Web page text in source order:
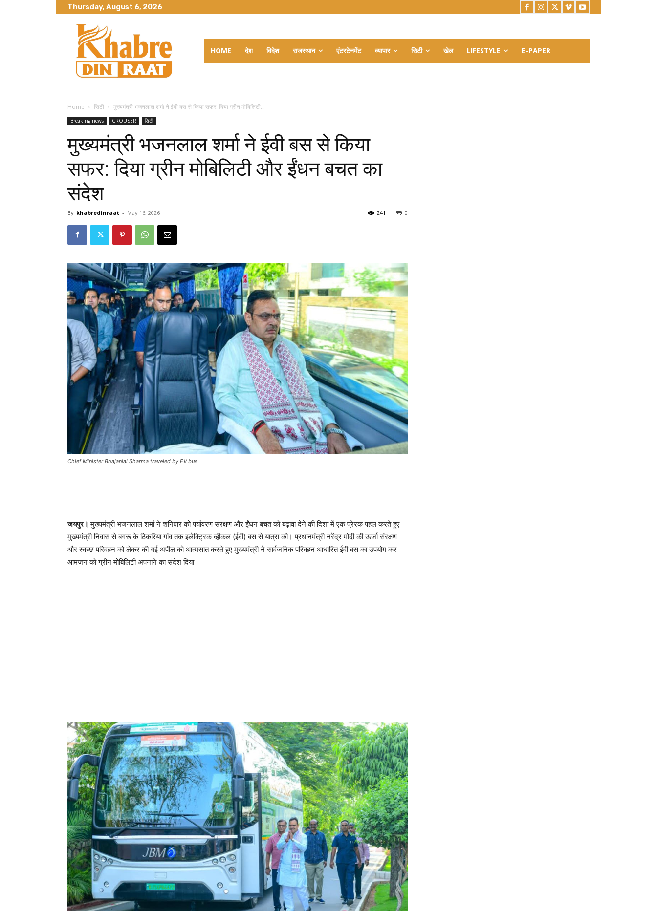
Thursday, August 6, 2026
HOME देश विदेश राजस्थान एंटरटेनमेंट व्यापार सिटी खेल LIFESTYLE E-PAPER
Home सिटी मुख्यमंत्री भजनलाल शर्मा ने ईवी बस से किया सफर: दिया ग्रीन मोबिलिटी...
Breaking news CROUSER सिटी
मुख्यमंत्री भजनलाल शर्मा ने ईवी बस से किया
सफर: दिया ग्रीन मोबिलिटी और ईंधन बचत का
संदेश
By khabredinraat - May 16, 2026 0
241
Chief Minister Bhajanlal Sharma traveled by EV bus
जयपुर। मुख्यमंत्री भजनलाल शर्मा ने शनिवार को पर्यावरण संरक्षण और ईंधन बचत को बढ़ावा देने की दिशा में एक प्रेरक पहल करते हुए
मुख्यमंत्री निवास से बगरू के ठिकरिया गांव तक इलेक्ट्रिक व्हीकल (ईवी) बस से यात्रा की। प्रधानमंत्री नरेंद्र मोदी की ऊर्जा संरक्षण
और स्वच्छ परिवहन को लेकर की गई अपील को आत्मसात करते हुए मुख्यमंत्री ने सार्वजनिक परिवहन आधारित ईवी बस का उपयोग कर
आमजन को ग्रीन मोबिलिटी अपनाने का संदेश दिया।